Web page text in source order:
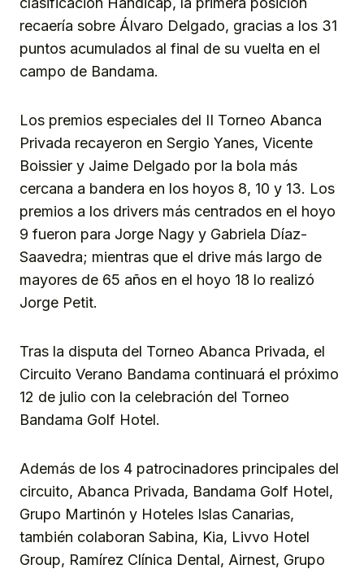
recaería sobre Álvaro Delgado, gracias a los 31
puntos acumulados al final de su vuelta en el
campo de Bandama.
Los premios especiales del II Torneo Abanca
Privada recayeron en Sergio Yanes, Vicente
Boissier y Jaime Delgado por la bola más
cercana a bandera en los hoyos 8, 10 y 13. Los
premios a los drivers más centrados en el hoyo
9 fueron para Jorge Nagy y Gabriela Díaz-
Saavedra; mientras que el drive más largo de
mayores de 65 años en el hoyo 18 lo realizó
Jorge Petit.
Tras la disputa del Torneo Abanca Privada, el
Circuito Verano Bandama continuará el próximo
12 de julio con la celebración del Torneo
Bandama Golf Hotel.
Además de los 4 patrocinadores principales del
circuito, Abanca Privada, Bandama Golf Hotel,
Grupo Martinón y Hoteles Islas Canarias,
también colaboran Sabina, Kia, Livvo Hotel
Group, Ramírez Clínica Dental, Airnest, Grupo